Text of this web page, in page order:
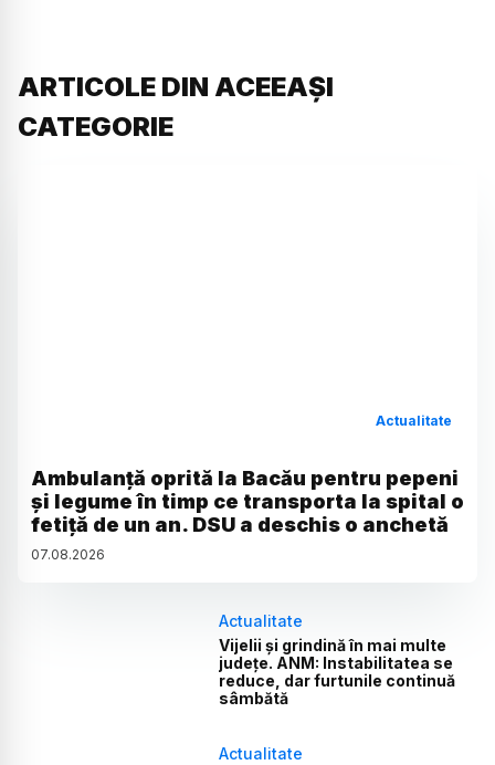
ARTICOLE DIN ACEEAȘI
CATEGORIE
Actualitate
Ambulanță oprită la Bacău pentru pepeni
și legume în timp ce transporta la spital o
fetiță de un an. DSU a deschis o anchetă
07.08.2026
Actualitate
Vijelii și grindină în mai multe
județe. ANM: Instabilitatea se
reduce, dar furtunile continuă
sâmbătă
Actualitate